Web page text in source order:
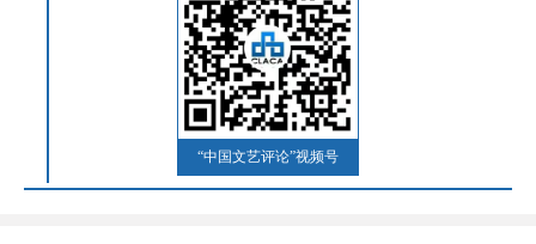
“中国文艺评论”视频号